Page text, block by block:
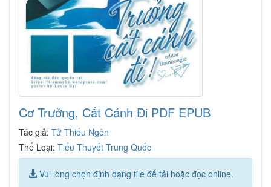
Cơ Trưởng, Cất Cánh Đi PDF EPUB
Tác giả: Tử Thiếu Ngôn
Thể Loại: Tiểu Thuyết Trung Quốc
Vui lòng chọn định dạng file để tải hoặc đọc online.